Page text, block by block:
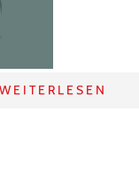
WEITERLESEN